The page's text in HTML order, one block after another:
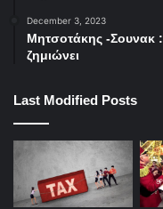
December 3, 2023
Μητσοτάκης -Σουνακ
ζημιώνει
Last Modified Posts